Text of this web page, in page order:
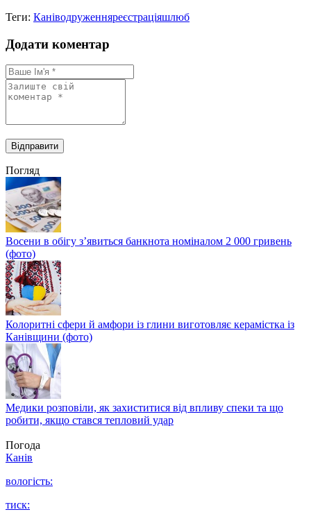
Теги: Каніводруженняреєстраціяшлюб
Додати коментар
Погляд
Восени в обігу з’явиться банкнота номіналом 2 000 гривень
(фото)
Колоритні сфери й амфори із глини виготовляє керамістка із
Канівщини (фото)
Медики розповіли, як захиститися від впливу спеки та що
робити, якщо стався тепловий удар
Погода
Канів
вологість:
тиск: